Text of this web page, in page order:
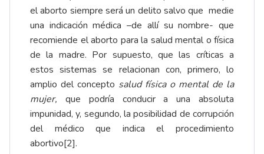
el aborto siempre será un delito salvo que medie
una indicación médica –de allí su nombre- que
recomiende el aborto para la salud mental o física
de la madre. Por supuesto, que las críticas a
estos sistemas se relacionan con, primero, lo
amplio del concepto salud física o mental de la
mujer, que podría conducir a una absoluta
impunidad, y, segundo, la posibilidad de corrupción
del médico que indica el procedimiento
abortivo[2].